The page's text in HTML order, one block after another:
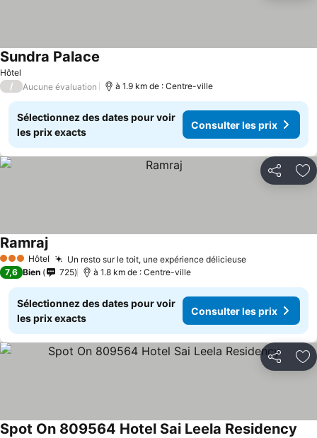
Hôtel
Sundra Palace
/ Aucune évaluation à 1.9 km de : Centre-ville
Sélectionnez des dates pour voir
les prix exacts
Consulter les prix
Partager
3 ÉtoilesHôtel Un resto sur le toit, une expérience délicieuse
Ramraj
7,6 Bien 725 à 1.8 km de : Centre-ville
Sélectionnez des dates pour voir
les prix exacts
Consulter les prix
Partager
Spot On 809564 Hotel Sai Leela Residency